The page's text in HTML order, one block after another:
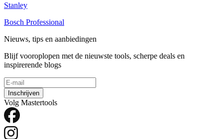
Stanley
Bosch Professional
Nieuws, tips en aanbiedingen
Blijf vooroplopen met de nieuwste tools, scherpe deals en
inspirerende blogs
Inschrijven
Volg Mastertools